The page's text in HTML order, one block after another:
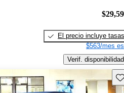
El precio incluye tasas
$563/mes
Verif. disponibilidad